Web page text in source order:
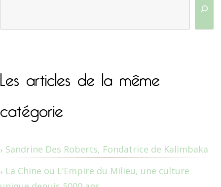
Les articles de la même
catégorie
Sandrine Des Roberts, Fondatrice de Kalimbaka
La Chine ou L’Empire du Milieu, une culture